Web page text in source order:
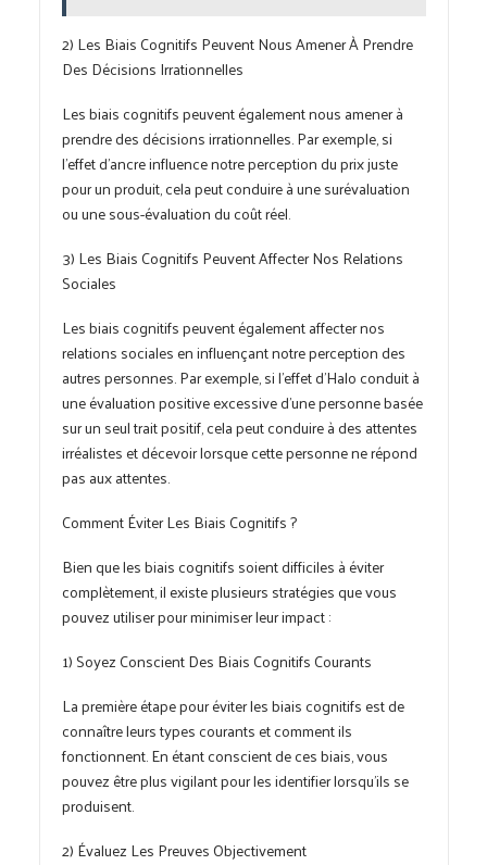
2) Les Biais Cognitifs Peuvent Nous Amener À Prendre
Des Décisions Irrationnelles
Les biais cognitifs peuvent également nous amener à
prendre des décisions irrationnelles. Par exemple, si
l’effet d’ancre influence notre perception du prix juste
pour un produit, cela peut conduire à une surévaluation
ou une sous-évaluation du coût réel.
3) Les Biais Cognitifs Peuvent Affecter Nos Relations
Sociales
Les biais cognitifs peuvent également affecter nos
relations sociales en influençant notre perception des
autres personnes. Par exemple, si l’effet d’Halo conduit à
une évaluation positive excessive d’une personne basée
sur un seul trait positif, cela peut conduire à des attentes
irréalistes et décevoir lorsque cette personne ne répond
pas aux attentes.
Comment Éviter Les Biais Cognitifs ?
Bien que les biais cognitifs soient difficiles à éviter
complètement, il existe plusieurs stratégies que vous
pouvez utiliser pour minimiser leur impact :
1) Soyez Conscient Des Biais Cognitifs Courants
La première étape pour éviter les biais cognitifs est de
connaître leurs types courants et comment ils
fonctionnent. En étant conscient de ces biais, vous
pouvez être plus vigilant pour les identifier lorsqu’ils se
produisent.
2) Évaluez Les Preuves Objectivement